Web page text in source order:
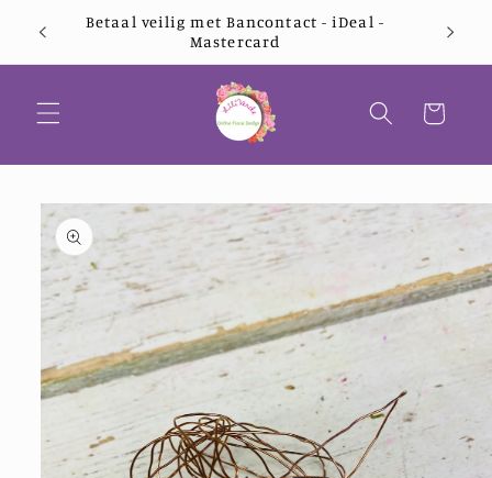
naar deBetaal veilig met Bancontact - iDeal -
Mastercard
Winkelwagen
direct naar